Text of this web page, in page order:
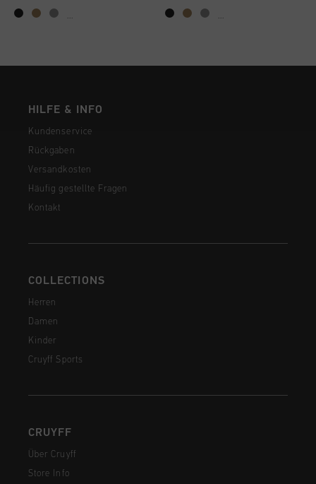
... ...
HILFE & INFO
Kundenservice
Rückgaben
Versandkosten
Häufig gestellte Fragen
Kontakt
COLLECTIONS
Herren
Damen
Kinder
Cruyff Sports
CRUYFF
Über Cruyff
Store Info